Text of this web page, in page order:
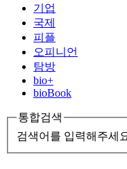
기업
국제
피플
오피니언
탐방
bio+
bioBook
통합검색
검색어를 입력해주세